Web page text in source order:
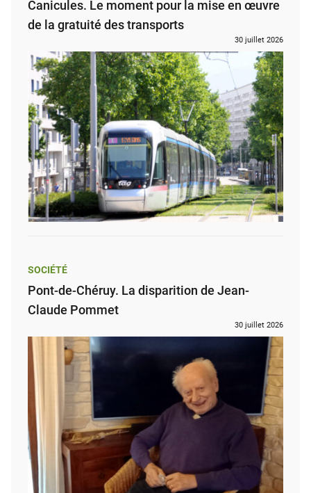
Canicules. Le moment pour la mise en œuvre
de la gratuité des transports
30 juillet 2026
SOCIÉTÉ
Pont-de-Chéruy. La disparition de Jean-
Claude Pommet
30 juillet 2026